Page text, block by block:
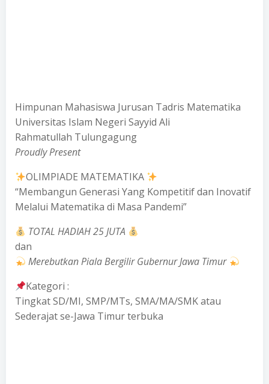
Himpunan Mahasiswa Jurusan Tadris Matematika
Universitas Islam Negeri Sayyid Ali
Rahmatullah Tulungagung
Proudly Present
OLIMPIADE MATEMATIKA
“Membangun Generasi Yang Kompetitif dan Inovatif
Melalui Matematika di Masa Pandemi”
TOTAL HADIAH 25 JUTA
dan
Merebutkan Piala Bergilir Gubernur Jawa Timur
Kategori :
Tingkat SD/MI, SMP/MTs, SMA/MA/SMK atau
Sederajat se-Jawa Timur terbuka